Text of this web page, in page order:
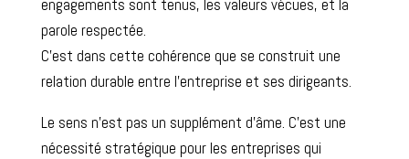
engagements sont tenus, les valeurs vécues, et la
parole respectée.
C’est dans cette cohérence que se construit une
relation durable entre l’entreprise et ses dirigeants.
Le sens n’est pas un supplément d’âme. C’est une
nécessité stratégique pour les entreprises qui